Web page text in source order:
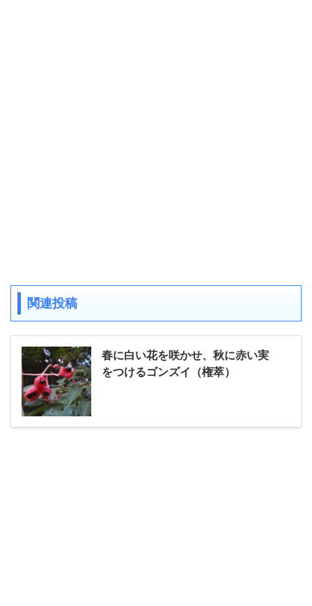
関連投稿
春に白い花を咲かせ、秋に赤い実
をつけるゴンズイ（権萃）